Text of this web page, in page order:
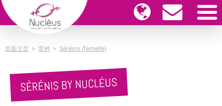
页面主页 > 育种 > Sérénis (femelle)
SÉRÉNIS BY NUCLÉUS